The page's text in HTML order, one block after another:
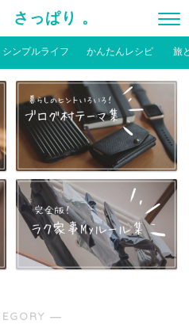
さっぱり 。
シンプルライフ かんたんレシピ 旅
―